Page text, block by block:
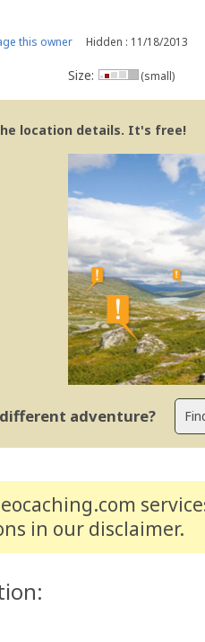
this owner Hidden : 11/18/2013
Size: (small)
location details. It's free!
adventure?
in our disclaimer.